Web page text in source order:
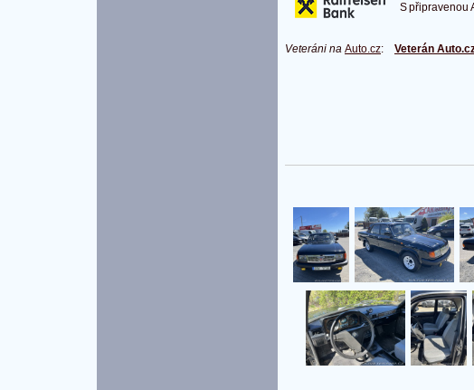
S připravenou
Veteráni na Auto.cz: Veterán